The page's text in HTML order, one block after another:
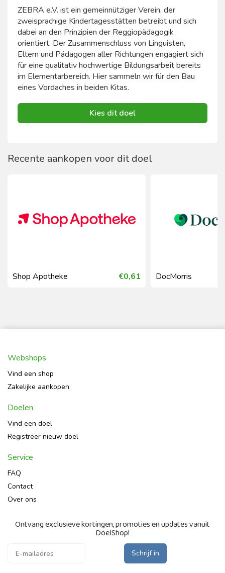
ZEBRA e.V. ist ein gemeinnütziger Verein, der
zweisprachige Kindertagesstätten betreibt und sich
dabei an den Prinzipien der Reggiopädagogik
orientiert. Der Zusammenschluss von Linguisten,
Eltern und Pädagogen aller Richtungen engagiert sich
für eine qualitativ hochwertige Bildungsarbeit bereits
im Elementarbereich. Hier sammeln wir für den Bau
eines Vordaches in beiden Kitas.
Kies dit doel
Recente aankopen voor dit doel
Shop Apotheke €0,61 DocMorris
Webshops
Vind een shop
Zakelijke aankopen
Doelen
Vind een doel
Registreer nieuw doel
Service
FAQ
Contact
Over ons
Ontvang exclusieve kortingen, promoties en updates vanuit
DoelShop!
Schrijf in